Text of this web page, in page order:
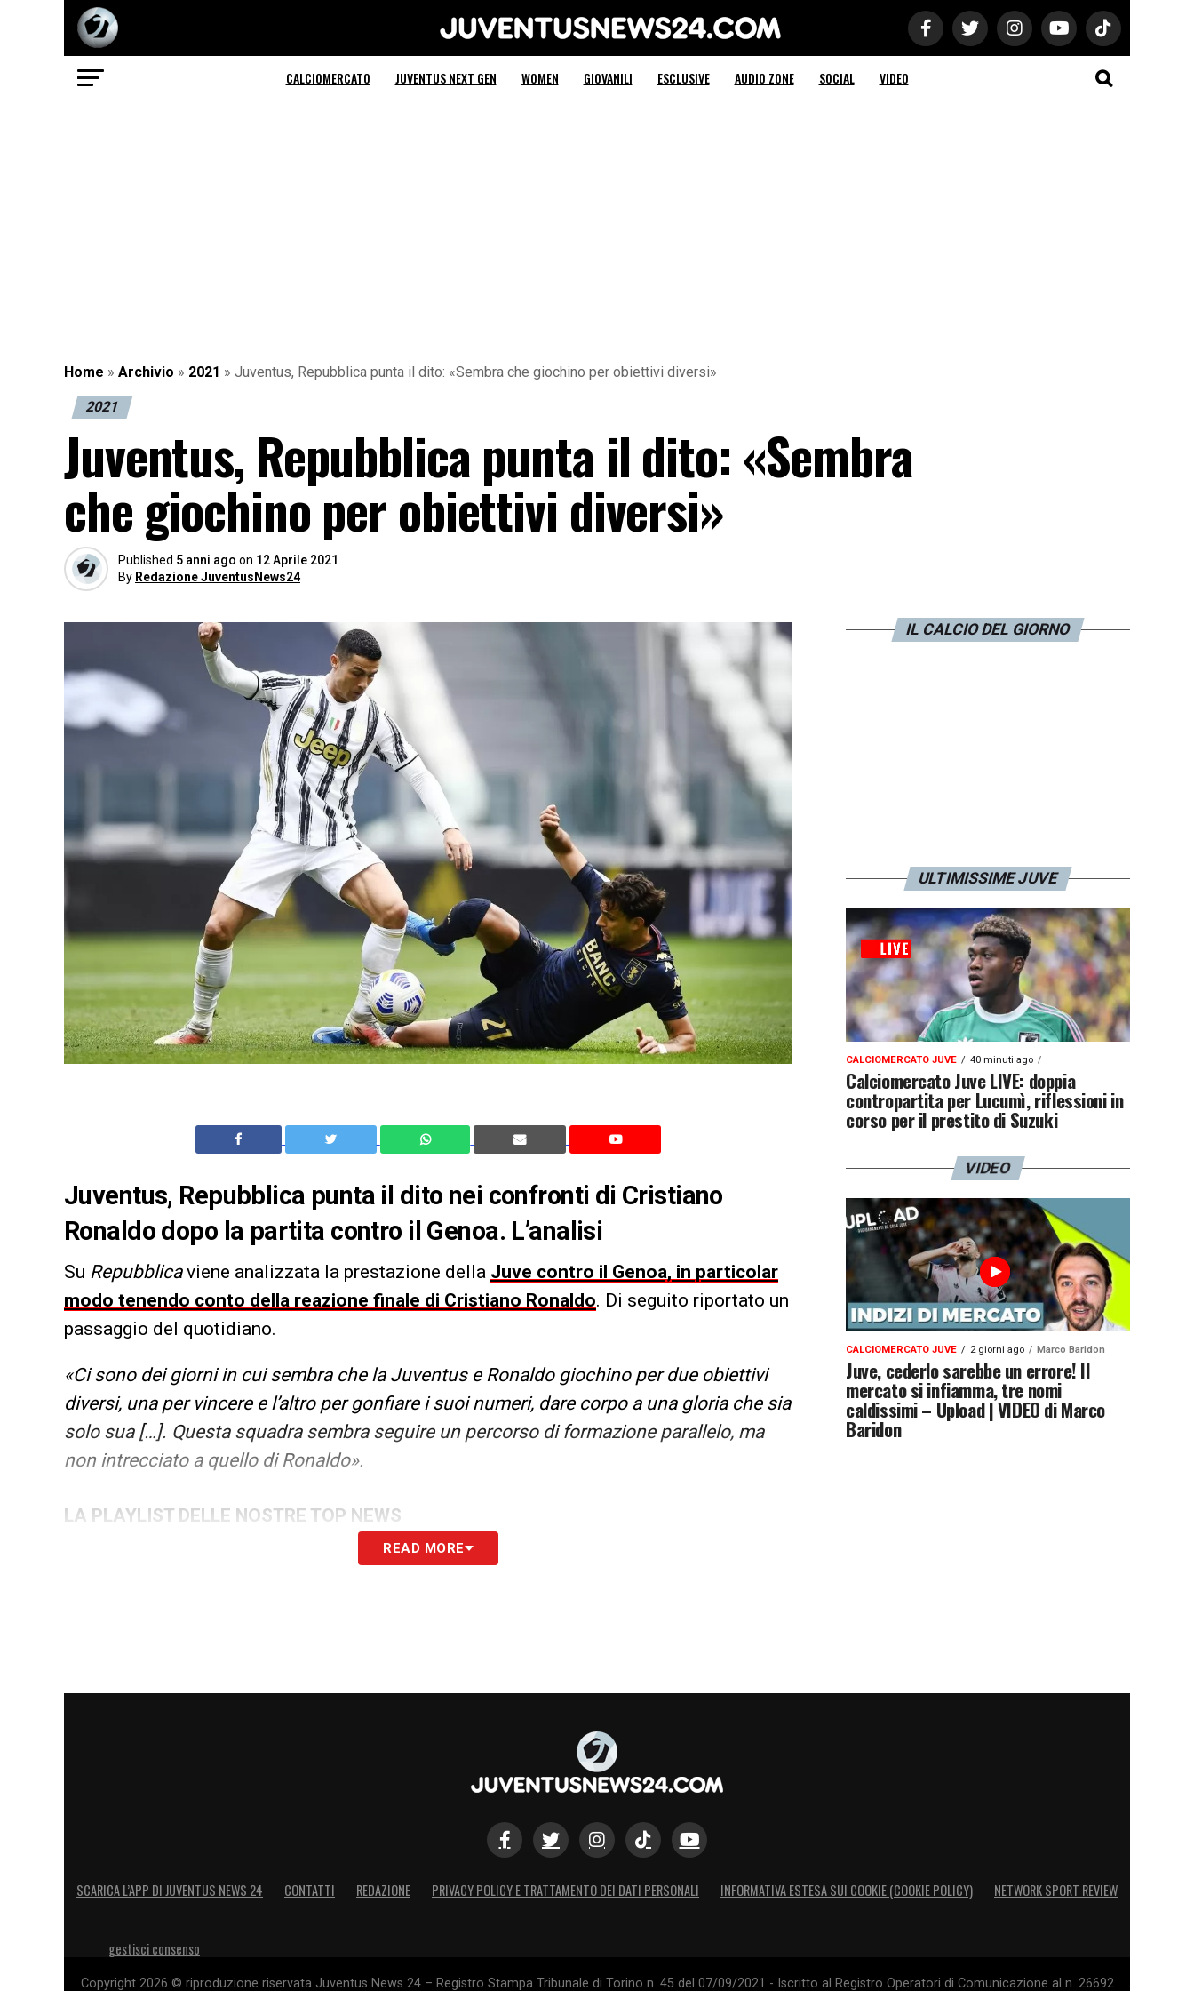
Juventus News 24
CALCIOMERCATO JUVENTUS NEXT GEN WOMEN GIOVANILI ESCLUSIVE AUDIO ZONE SOCIAL VIDEO
Home » Archivio » 2021 » Juventus, Repubblica punta il dito: «Sembra che giochino per obiettivi diversi»
2021
Juventus, Repubblica punta il dito: «Sembra
che giochino per obiettivi diversi»
Published 5 anni ago on 12 Aprile 2021
By Redazione JuventusNews24
Juventus, Repubblica punta il dito nei confronti di Cristiano
Ronaldo dopo la partita contro il Genoa. L’analisi
Su Repubblicaviene analizzata la prestazione della Juve contro il Genoa, in particolar
modo tenendo conto della reazione finale di Cristiano Ronaldo. Di seguito riportato un
passaggio del quotidiano.
«Ci sono dei giorni in cui sembra che la Juventus e Ronaldo giochino per due obiettivi
diversi, una per vincere e l’altro per gonfiare i suoi numeri, dare corpo a una gloria che sia
solo sua […]. Questa squadra sembra seguire un percorso di formazione parallelo, ma
non intrecciato a quello di Ronaldo».
LA PLAYLIST DELLE NOSTRE TOP NEWS
READ MORE
IL CALCIO DEL GIORNO
ULTIMISSIME JUVE
CALCIOMERCATO JUVE 40 minuti ago
Calciomercato Juve LIVE: doppia
contropartita per Lucumì, riflessioni in
corso per il prestito di Suzuki
VIDEO
CALCIOMERCATO JUVE 2 giorni ago Marco Baridon
Juve, cederlo sarebbe un errore! Il
mercato si infiamma, tre nomi
caldissimi – Upload | VIDEO di Marco
Baridon
SCARICA L’APP DI JUVENTUS NEWS 24 CONTATTI REDAZIONE PRIVACY POLICY E TRATTAMENTO DEI DATI PERSONALI INFORMATIVA ESTESA SUI COOKIE (COOKIE POLICY) NETWORK SPORT REVIEW
gestisci consenso
Copyright 2026 © riproduzione riservata Juventus News 24 – Registro Stampa Tribunale di Torino n. 45 del 07/09/2021 - Iscritto al Registro Operatori di Comunicazione al n. 26692